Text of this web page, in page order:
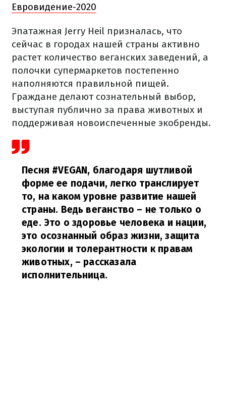
Евровидение-2020
Эпатажная Jerry Heil призналась, что
сейчас в городах нашей страны активно
растет количество веганских заведений, а
полочки супермаркетов постепенно
наполняются правильной пищей.
Граждане делают сознательный выбор,
выступая публично за права животных и
поддерживая новоиспеченные экобренды.
Песня #VEGAN, благодаря шутливой
форме ее подачи, легко транслирует
то, на каком уровне развитие нашей
страны. Ведь веганство – не только о
еде. Это о здоровье человека и нации,
это осознанный образ жизни, защита
экологии и толерантности к правам
животных, – рассказала
исполнительница.